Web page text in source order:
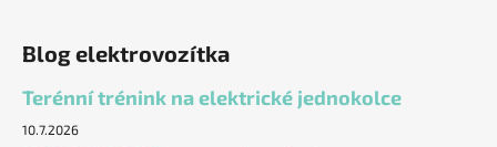
Blog elektrovozítka
Terénní trénink na elektrické jednokolce
10.7.2026